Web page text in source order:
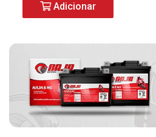
Adicionar